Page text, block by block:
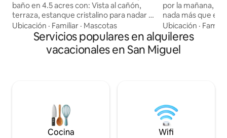
baño en 4.5 acres con: Vista al cañón,
terraza, estanque cristalino para nadar y
río al otro lado de la calle con playa, balsa,
canoa, truchas y nutrias. A 12.5 millas del
centro de Telluride; está “cerca” y es
maravilloso. El hogar está en la parada
civilizados. Los niños ferales están bien.
Los “animales” humanos no tienen por
qué postularse. Es una dulce casa de
Ubicación · Familiar · Mascotas
por la mañana,
nada más que el
sonido del viento
temblones. Este alojamiento Mountain
Modern se
Telluride (a 35
en cuatro
completos. La
está
Ubicación ·
Servicios populares en alquileres
vacacionales en San Miguel
Cocina Wifi